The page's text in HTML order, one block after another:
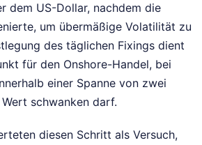
dem US-Dollar, nachdem die
um übermäßige Volatilität zu
des täglichen Fixings dient
für den Onshore-Handel, bei
einer Spanne von zwei
schwanken darf.
diesen Schritt als Versuch,